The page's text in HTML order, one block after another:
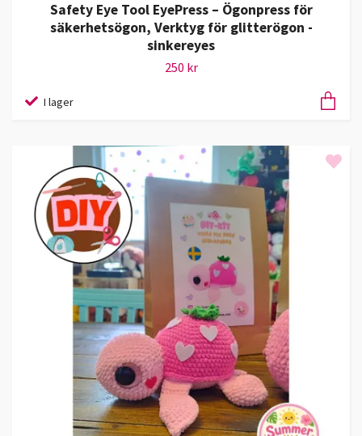
Safety Eye Tool EyePress – Ögonpress för
säkerhetsögon, Verktyg för glitterögon -
sinkereyes
250 kr
I lager